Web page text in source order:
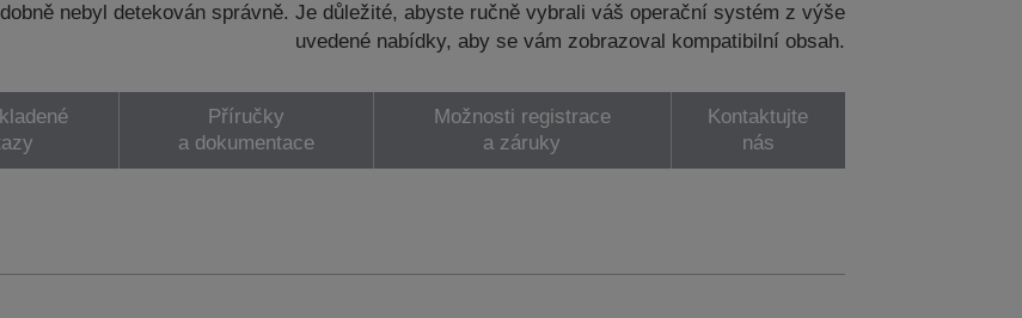
nebyl detekován správně. Je důležité, abyste ručně vybrali váš operační systém z výše
uvedené nabídky, aby se vám zobrazoval kompatibilní obsah.
Příručky
a dokumentace
Možnosti registrace
a záruky
Kontaktujte
nás